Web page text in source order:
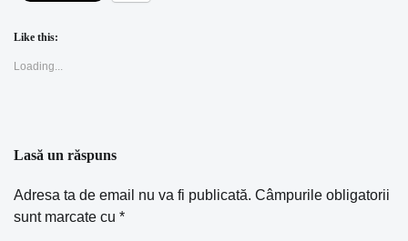
Like this:
Loading...
Lasă un răspuns
Adresa ta de email nu va fi publicată. Câmpurile obligatorii
sunt marcate cu *